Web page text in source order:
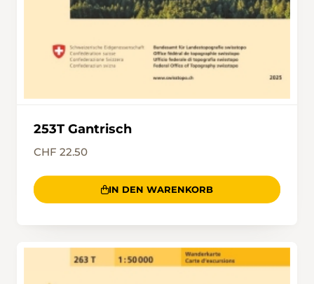
eine breite Forststrasse schliesslich die
Ausläufer des Dorfkerns von Adelboden
253T Gantrisch
CHF 22.50
IN DEN WARENKORB